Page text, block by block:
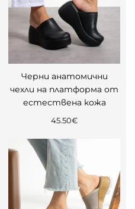
Черни анатомични
чехли на платформа от
естествена кожа
45.50€